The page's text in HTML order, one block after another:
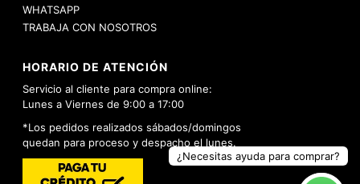
¿Necesitas ayuda para comprar?
WHATSAPP
TRABAJA CON NOSOTROS
HORARIO DE ATENCIÓN
Servicio al cliente para compra online:
Lunes a Viernes de 9:00 a 17:00
*Los pedidos realizados sábados/domingos
quedan para proceso y despacho el lunes.